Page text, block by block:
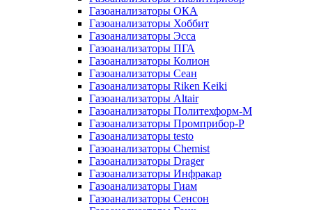
Газоанализаторы ОКА
Газоанализаторы Хоббит
Газоанализаторы Эсса
Газоанализаторы ПГА
Газоанализаторы Колион
Газоанализаторы Сеан
Газоанализаторы Riken Keiki
Газоанализаторы Altair
Газоанализаторы Политехформ-М
Газоанализаторы Промприбор-Р
Газоанализаторы testo
Газоанализаторы Chemist
Газоанализаторы Drager
Газоанализаторы Инфракар
Газоанализаторы Гиам
Газоанализаторы Сенсон